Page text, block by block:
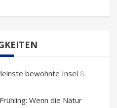
bewohnte Insel 8.
Wenn die Natur